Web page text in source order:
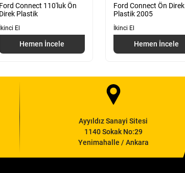
Ford Connect 110'luk Ön
Direk Plastik
İkinci El
Hemen İncele
Ford Connect Ön Direk
Plastik 2005
İkinci El
Hemen İncele
Ayyıldız Sanayi Sitesi
1140 Sokak No:29
Yenimahalle / Ankara